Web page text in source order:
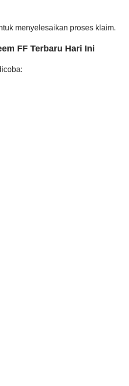
menyelesaikan proses klaim.
FF Terbaru Hari Ini